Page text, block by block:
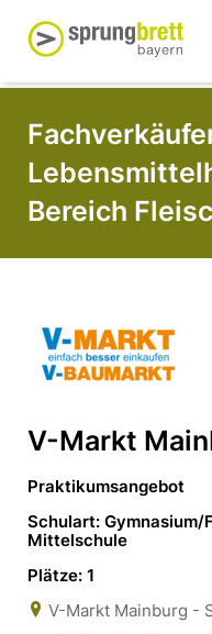
Bereich
V-Markt
Praktikumsangebot
Schulart: Gymnasium/
Mittelschule
Plätze: 1
V-Markt Mainburg -